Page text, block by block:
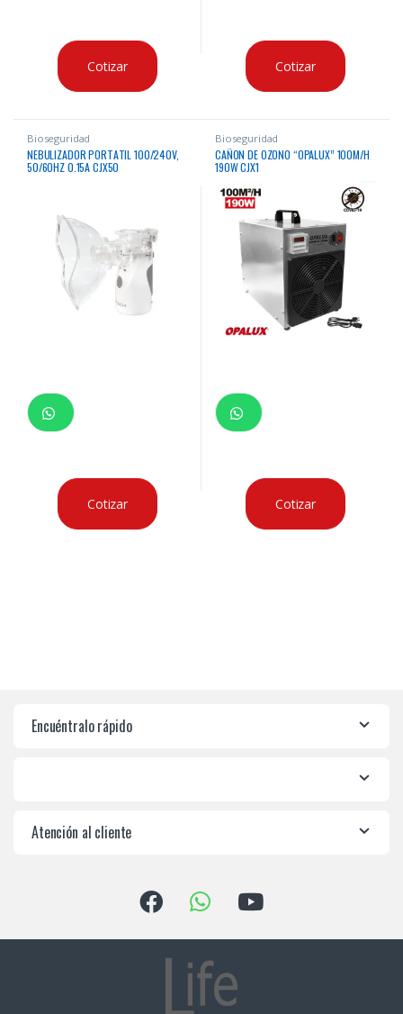
Cotizar Cotizar
Bioseguridad
NEBULIZADOR PORTATIL 100/240V,
50/60HZ 0.15A CJX50
Cotizar
Bioseguridad
CAÑON DE OZONO “OPALUX” 100M/H
190W CJX1
Cotizar
Encuéntralo rápido
Atención al cliente